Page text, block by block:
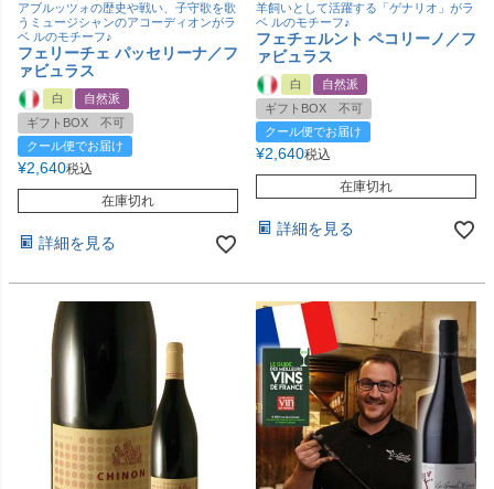
アブルッツォの歴史や戦い、子守歌を歌
うミュージシャンのアコーディオンがラ
ベ ルのモチーフ♪
フェリーチェ パッセリーナ／フ
ァビュラス
白
自然派
ギフトBOX 不可
クール便でお届け
¥2,640税込
在庫切れ
詳細を見る
羊飼いとして活躍する「ゲナリオ」がラ
ベ ルのモチーフ♪
フェチェルント ペコリーノ／フ
ァビュラス
白
自然派
ギフトBOX 不可
クール便でお届け
¥2,640税込
在庫切れ
詳細を見る